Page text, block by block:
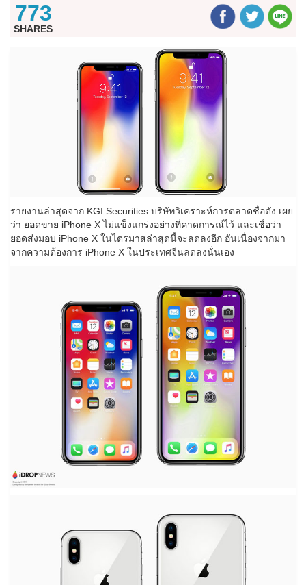
773
SHARES
รายงานล่าสุดจาก KGI Securities บริษัทวิเคราะห์การตลาดชื่อดัง เผย
ว่า ยอดขาย iPhone X ไม่แข็งแกร่งอย่างที่คาดการณ์ไว้ และเชื่อว่า
ยอดส่งมอบ iPhone X ในไตรมาสล่าสุดนี้จะลดลงอีก อันเนื่องจากมา
จากความต้องการ iPhone X ในประเทศจีนลดลงนั่นเอง